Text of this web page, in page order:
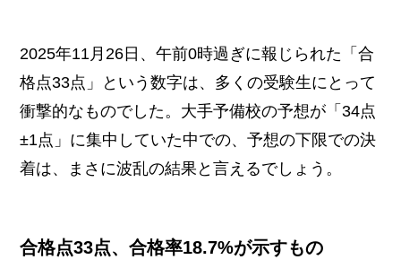
2025年11月26日、午前0時過ぎに報じられた「合
格点33点」という数字は、多くの受験生にとって
衝撃的なものでした。大手予備校の予想が「34点
±1点」に集中していた中での、予想の下限での決
着は、まさに波乱の結果と言えるでしょう。
合格点33点、合格率18.7%が示すもの